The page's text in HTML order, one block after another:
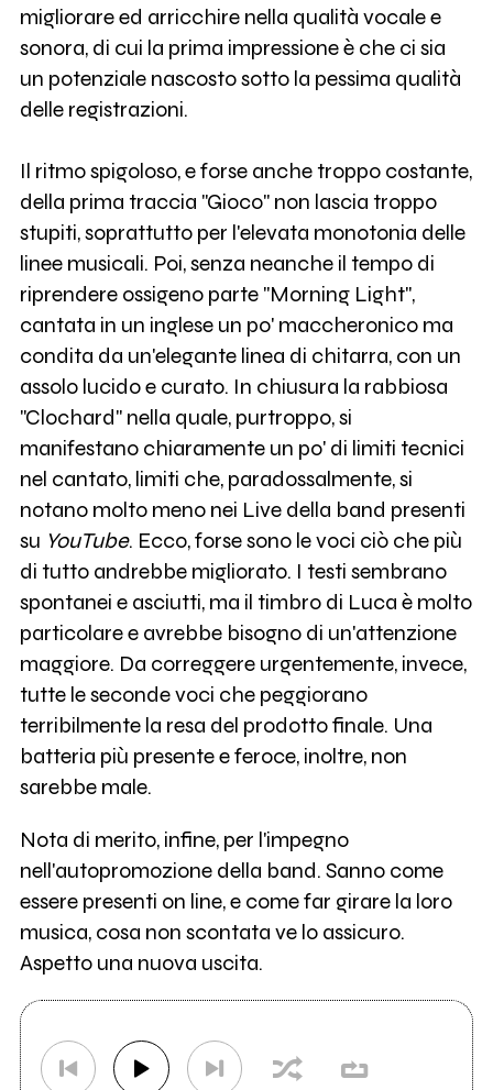
migliorare ed arricchire nella qualità vocale e
sonora, di cui la prima impressione è che ci sia
un potenziale nascosto sotto la pessima qualità
delle registrazioni.
Il ritmo spigoloso, e forse anche troppo costante,
della prima traccia "Gioco" non lascia troppo
stupiti, soprattutto per l'elevata monotonia delle
linee musicali. Poi, senza neanche il tempo di
riprendere ossigeno parte "Morning Light",
cantata in un inglese un po' maccheronico ma
condita da un'elegante linea di chitarra, con un
assolo lucido e curato. In chiusura la rabbiosa
"Clochard" nella quale, purtroppo, si
manifestano chiaramente un po' di limiti tecnici
nel cantato, limiti che, paradossalmente, si
notano molto meno nei Live della band presenti
su YouTube. Ecco, forse sono le voci ciò che più
di tutto andrebbe migliorato. I testi sembrano
spontanei e asciutti, ma il timbro di Luca è molto
particolare e avrebbe bisogno di un'attenzione
maggiore. Da correggere urgentemente, invece,
tutte le seconde voci che peggiorano
terribilmente la resa del prodotto finale. Una
batteria più presente e feroce, inoltre, non
sarebbe male.
Nota di merito, infine, per l'impegno
nell'autopromozione della band. Sanno come
essere presenti on line, e come far girare la loro
musica, cosa non scontata ve lo assicuro.
Aspetto una nuova uscita.